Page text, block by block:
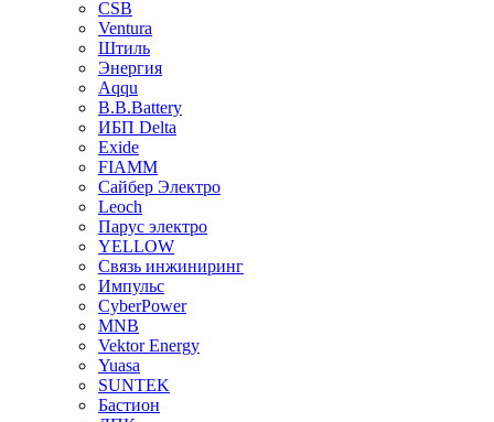
CSB
Ventura
Штиль
Энергия
Aqqu
B.B.Bаttery
ИБП Delta
Exide
FIAMM
Сайбер Электро
Leoch
Парус электро
YELLOW
Связь инжиниринг
Импульс
CyberPower
MNB
Vektor Energy
Yuasa
SUNTEK
Бастион